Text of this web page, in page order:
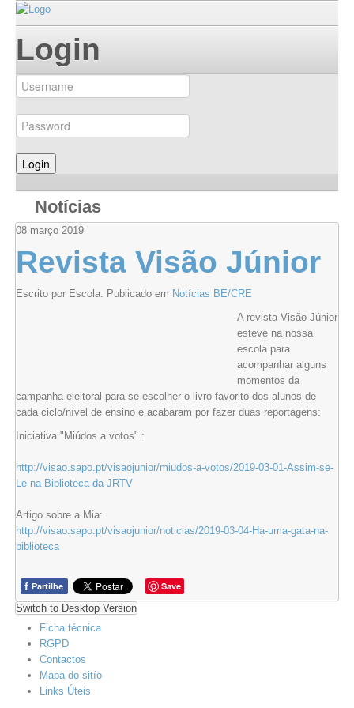
Login
Notícias
08 março 2019
Revista Visão Júnior
Escrito por Escola. Publicado em Notícias BE/CRE
A revista Visão Júnior
esteve na nossa
escola para
acompanhar alguns
momentos da
campanha eleitoral para se escolher o livro favorito dos alunos de
cada ciclo/nível de ensino e acabaram por fazer duas reportagens:
Iniciativa "Miúdos a votos" :
http://visao.sapo.pt/visaojunior/miudos-a-votos/2019-03-01-Assim-se-
Le-na-Biblioteca-da-JRTV
Artigo sobre a Mia:
http://visao.sapo.pt/visaojunior/noticias/2019-03-04-Ha-uma-gata-na-
biblioteca
f Partilhe
Save
Switch to Desktop Version
Ficha técnica
RGPD
Contactos
Mapa do sitío
Links Úteis